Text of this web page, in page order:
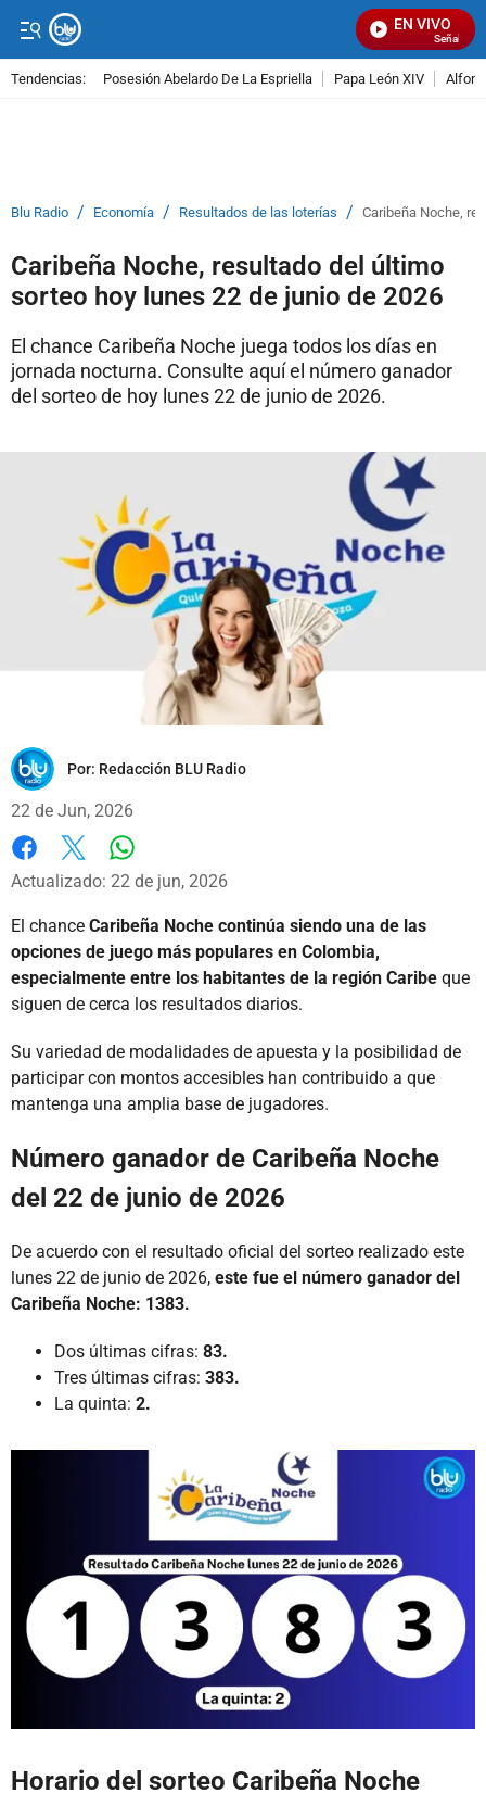
EN VIVO
Señal
Tendencias: Posesión Abelardo De La Espriella Papa León XIV
Blu Radio / Economía / Resultados de las loterías / Caribeña Noche,
Caribeña Noche, resultado del último
sorteo hoy lunes 22 de junio de 2026
El chance Caribeña Noche juega todos los días en
jornada nocturna. Consulte aquí el número ganador
del sorteo de hoy lunes 22 de junio de 2026.
Por: Redacción BLU Radio
22 de Jun, 2026
Facebook
X
Actualizado: 22 de jun, 2026
El chance Caribeña Noche continúa siendo una de las
opciones de juego más populares en Colombia,
especialmente entre los habitantes de la región Caribe que
siguen de cerca los resultados diarios.
Su variedad de modalidades de apuesta y la posibilidad de
participar con montos accesibles han contribuido a que
mantenga una amplia base de jugadores.
Número ganador de Caribeña Noche
del 22 de junio de 2026
De acuerdo con el resultado oficial del sorteo realizado este
lunes 22 de junio de 2026, este fue el número ganador del
Caribeña Noche: 1383.
Dos últimas cifras: 83.
Tres últimas cifras: 383.
La quinta: 2.
Horario del sorteo Caribeña Noche